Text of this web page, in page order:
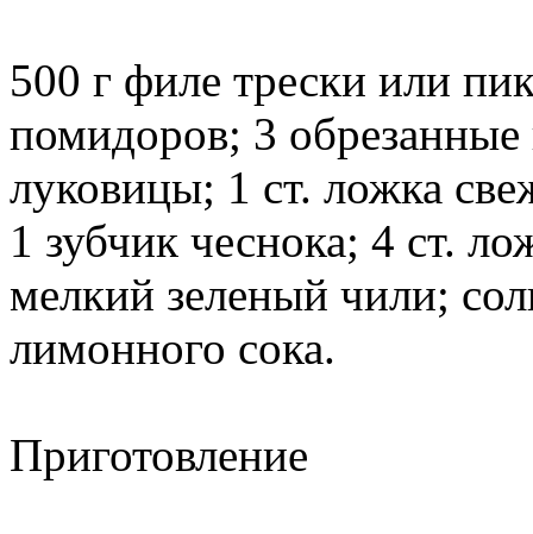
500 г филе трески или
помидоров; 3
луковицы; 1 ст. ложка
1 зубчик чеснока; 4 ст.
мелкий зеленый чили;
лимонного сока.
Приготовление